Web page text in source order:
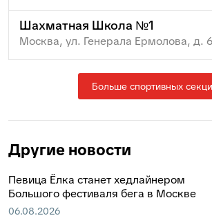
Шахматная Школа №1
Москва, ул. Генерала Ермолова, д. 6
Больше спортивных
Другие новости
Певица Ёлка станет хедлайнером
Большого фестиваля бега в Москве
06.08.2026